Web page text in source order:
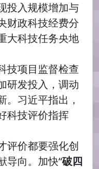
投入规模增加与
财政科技经费分
大科技任务央地
技项目监督检查
研发投入，调动
。习近平指出，
科技评价指挥
评价都要强化创
导向。加快“破四